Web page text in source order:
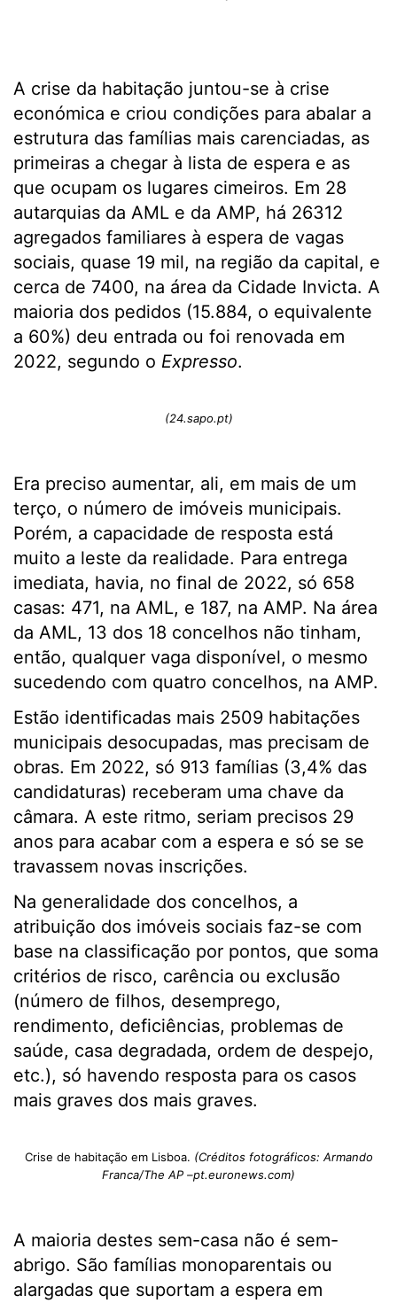
A crise da habitação juntou-se à crise
económica e criou condições para abalar a
estrutura das famílias mais carenciadas, as
primeiras a chegar à lista de espera e as
que ocupam os lugares cimeiros. Em 28
autarquias da AML e da AMP, há 26312
agregados familiares à espera de vagas
sociais, quase 19 mil, na região da capital, e
cerca de 7400, na área da Cidade Invicta. A
maioria dos pedidos (15.884, o equivalente
a 60%) deu entrada ou foi renovada em
2022, segundo o Expresso.
(24.sapo.pt)
Era preciso aumentar, ali, em mais de um
terço, o número de imóveis municipais.
Porém, a capacidade de resposta está
muito a leste da realidade. Para entrega
imediata, havia, no final de 2022, só 658
casas: 471, na AML, e 187, na AMP. Na área
da AML, 13 dos 18 concelhos não tinham,
então, qualquer vaga disponível, o mesmo
sucedendo com quatro concelhos, na AMP.
Estão identificadas mais 2509 habitações
municipais desocupadas, mas precisam de
obras. Em 2022, só 913 famílias (3,4% das
candidaturas) receberam uma chave da
câmara. A este ritmo, seriam precisos 29
anos para acabar com a espera e só se se
travassem novas inscrições.
Na generalidade dos concelhos, a
atribuição dos imóveis sociais faz-se com
base na classificação por pontos, que soma
critérios de risco, carência ou exclusão
(número de filhos, desemprego,
rendimento, deficiências, problemas de
saúde, casa degradada, ordem de despejo,
etc.), só havendo resposta para os casos
mais graves dos mais graves.
Crise de habitação em Lisboa. (Créditos fotográficos: Armando
Franca/The AP –pt.euronews.com)
A maioria destes sem-casa não é sem-
abrigo. São famílias monoparentais ou
alargadas que suportam a espera em